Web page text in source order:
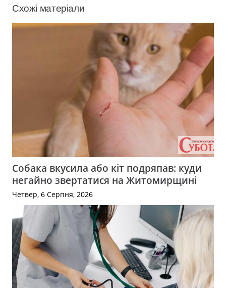
Схожі матеріали
Собака вкусила або кіт подряпав: куди
негайно звертатися на Житомирщині
Четвер, 6 Серпня, 2026